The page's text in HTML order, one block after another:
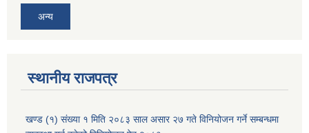
अन्य
स्थानीय राजपत्र
खण्ड (१) संख्या १ मिति २०८३ साल असार २७ गते विनियोजन गर्ने सम्बन्धमा